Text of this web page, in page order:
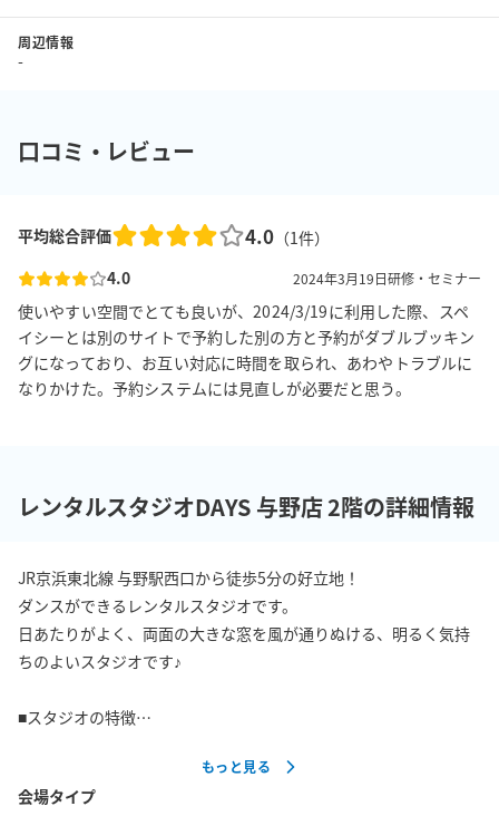
周辺情報
-
口コミ・レビュー
平均総合評価 4.0（1件）
4.0
2024年3月19日研修・セミナー
使いやすい空間でとても良いが、2024/3/19に利用した際、スペ
イシーとは別のサイトで予約した別の方と予約がダブルブッキン
グになっており、お互い対応に時間を取られ、あわやトラブルに
なりかけた。予約システムには見直しが必要だと思う。
レンタルスタジオDAYS 与野店 2階の詳細情報
JR京浜東北線 与野駅西口から徒歩5分の好立地！
ダンスができるレンタルスタジオです。
日あたりがよく、両面の大きな窓を風が通りぬける、明るく気持
ちのよいスタジオです♪
■スタジオの特徴
・足腰にやさしいクッションフロア材を採用。（柔らかめの床材
です）
もっと見る
会場タイプ